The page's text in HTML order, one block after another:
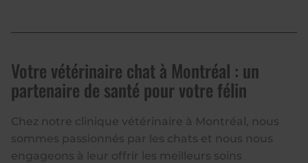
Votre vétérinaire chat à Montréal : un
partenaire de santé pour votre félin
Chez notre clinique vétérinaire à Montréal, nous
sommes passionnés par les chats et nous nous
engageons à leur offrir les meilleurs soins